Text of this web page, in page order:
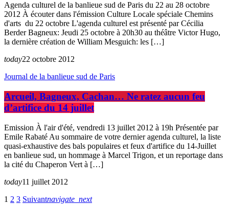
Agenda culturel de la banlieue sud de Paris du 22 au 28 octobre
2012 À écouter dans l'émission Culture Locale spéciale Chemins
d'arts du 22 octobre L'agenda culturel est présenté par Cécilia
Berder Bagneux: Jeudi 25 octobre à 20h30 au théâtre Victor Hugo,
la dernière création de William Mesguich: les […]
today22 octobre 2012
Journal de la banlieue sud de Paris
Arcueil, Bagneux, Cachan… Ne ratez aucun feu
d’artifice du 14 juillet
Emission À l'air d'été, vendredi 13 juillet 2012 à 19h Présentée par
Emile Rabaté Au sommaire de votre dernier agenda culturel, la liste
quasi-exhaustive des bals populaires et feux d'artifice du 14-Juillet
en banlieue sud, un hommage à Marcel Trigon, et un reportage dans
la cité du Chaperon Vert à […]
today11 juillet 2012
1 2 3 Suivantnavigate_next